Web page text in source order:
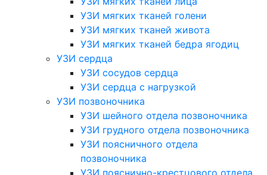
УЗИ мягких тканей голени
УЗИ мягких тканей живота
УЗИ мягких тканей бедра ягодиц
УЗИ сердца
УЗИ сосудов сердца
УЗИ сердца с нагрузкой
УЗИ позвоночника
УЗИ шейного отдела позвоночника
УЗИ грудного отдела позвоночника
УЗИ поясничного отдела
позвоночника
УЗИ пояснично-крестцового отдела